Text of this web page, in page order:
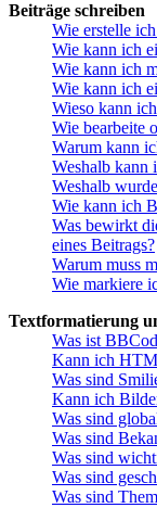
Beiträge schreiben
Wie erstelle
Wie kann ich
Wie kann ich
Wie kann ich
Wieso kann
Wie bearbeite
Warum kann
Weshalb kann
Weshalb
Wie kann ich
Was bewirkt
eines Beitrags?
Warum muss
Wie markiere
Textformatierung
Was ist
Kann ich
Was sind
Kann ich
Was sind
Was sind
Was sind
Was sind
Was sind